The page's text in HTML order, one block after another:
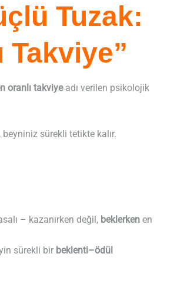
Tuzak:
Takviye”
oranlı takviyeadı verilen psikolojik
sürekli tetikte kalır.
– kazanırken değil, beklerken en
sürekli bir beklenti–ödül